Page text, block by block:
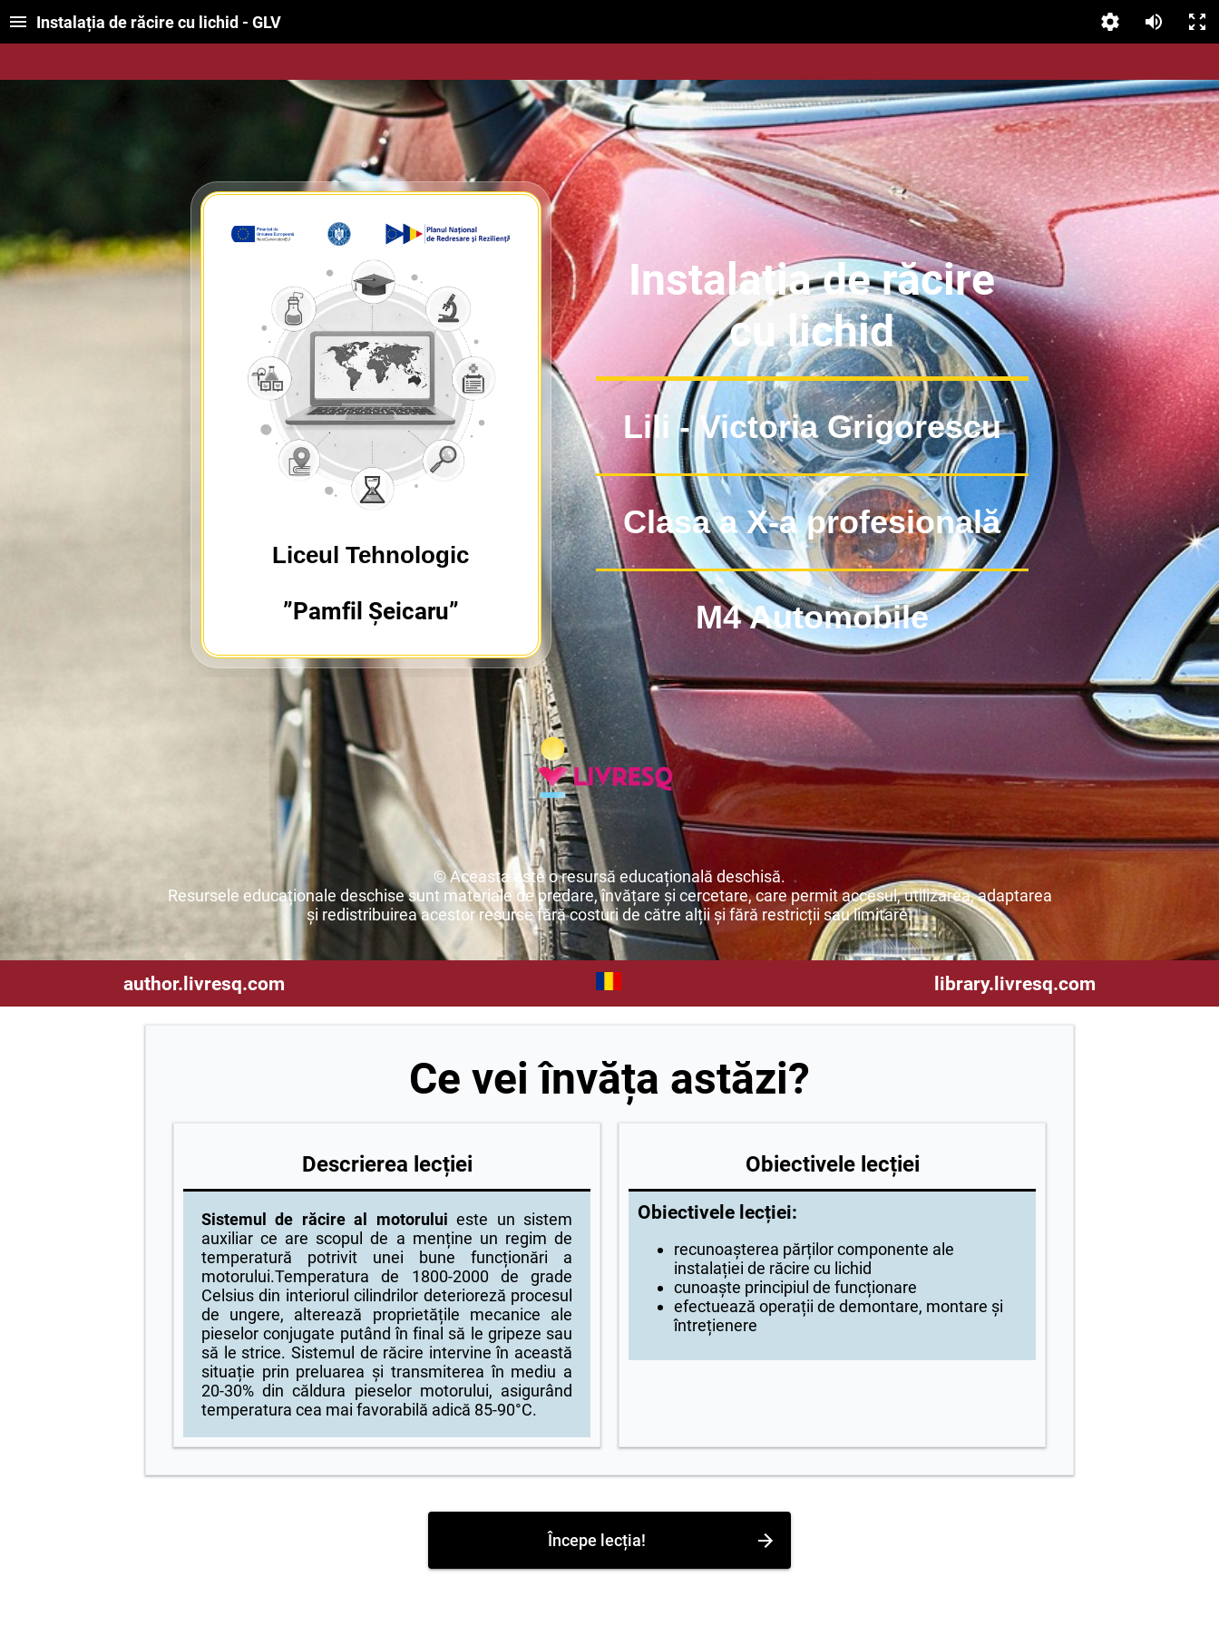
Instalația de răcire cu lichid - GLV
Liceul Tehnologic
”Pamfil Șeicaru”
Instalația de răcire
cu lichid
Lili - Victoria Grigorescu
Clasa a X-a profesională
M4 Automobile
© Aceasta este o resursă educațională deschisă.
Resursele educaționale deschise sunt materiale de predare, învățare și cercetare, care permit accesul, utilizarea, adaptarea
și redistribuirea acestor resurse fără costuri de către alții și fără restricții sau limitare.
author.livresq.com library.livresq.com
Ce vei învăța astăzi?
Descrierea lecției
Sistemul de răcire al motorului este un sistem
auxiliar ce are scopul de a menține un regim de
temperatură potrivit unei bune funcționări a
motorului.Temperatura de 1800-2000 de grade
Celsius din interiorul cilindrilor deterioreză procesul
de ungere, alterează proprietățile mecanice ale
pieselor conjugate putând în final să le gripeze sau
să le strice. Sistemul de răcire intervine în această
situație prin preluarea și transmiterea în mediu a
20-30% din căldura pieselor motorului, asigurând
temperatura cea mai favorabilă adică 85-90°C.
Obiectivele lecției
Obiectivele lecției:
recunoașterea părților componente ale
instalației de răcire cu lichid
cunoaște principiul de funcționare
efectuează operații de demontare, montare și
întrețienere
Începe lecția!